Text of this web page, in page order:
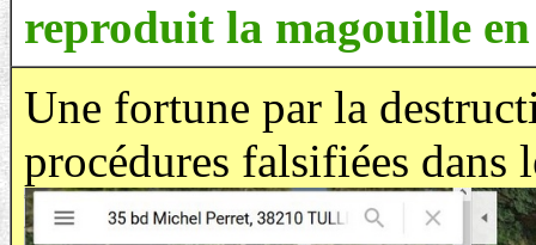
reproduit la magouille en
Une fortune par la
procédures falsifiées